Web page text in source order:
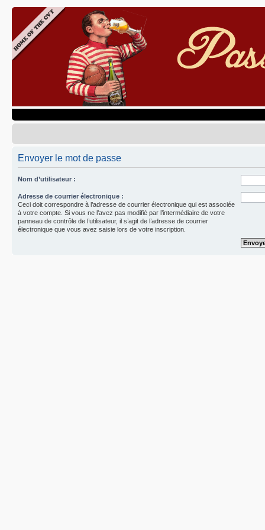
Envoyer le mot de passe
Nom d’utilisateur :
Adresse de courrier électronique :
Ceci doit correspondre à l’adresse de courrier électronique qui est associée
à votre compte. Si vous ne l’avez pas modifié par l’intermédiaire de votre
panneau de contrôle de l’utilisateur, il s’agit de l’adresse de courrier
électronique que vous avez saisie lors de votre inscription.